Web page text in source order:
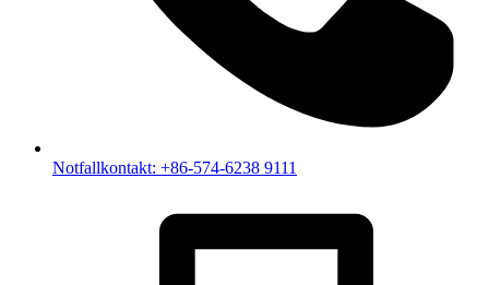
Notfallkontakt: +86-574-6238 9111